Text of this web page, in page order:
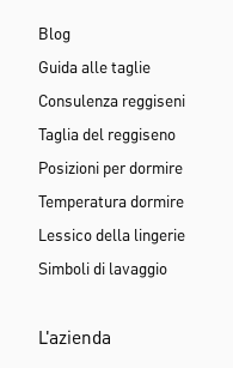
Blog
Guida alle taglie
Consulenza reggiseni
Taglia del reggiseno
Posizioni per dormire
Temperatura dormire
Lessico della lingerie
Simboli di lavaggio
L'azienda